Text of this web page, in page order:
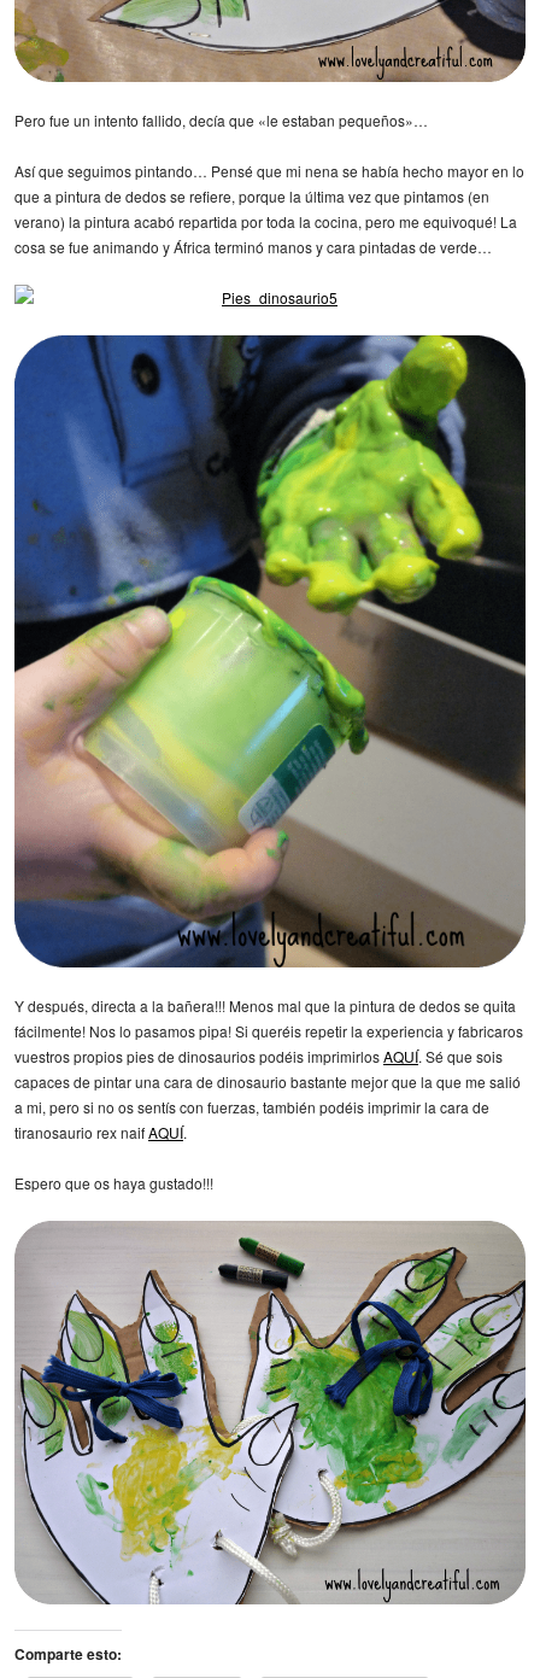
Pero fue un intento fallido, decía que «le estaban pequeños»…
Así que seguimos pintando… Pensé que mi nena se había hecho mayor en lo
que a pintura de dedos se refiere, porque la última vez que pintamos (en
verano) la pintura acabó repartida por toda la cocina, pero me equivoqué! La
cosa se fue animando y África terminó manos y cara pintadas de verde…
Y después, directa a la bañera!!! Menos mal que la pintura de dedos se quita
fácilmente! Nos lo pasamos pipa! Si queréis repetir la experiencia y fabricaros
vuestros propios pies de dinosaurios podéis imprimirlosAQUÍ. Sé que sois
capaces de pintar una cara de dinosaurio bastante mejor que la que me salió
a mi, pero si no os sentís con fuerzas, también podéis imprimir la cara de
tiranosaurio rex naifAQUÍ.
Espero que os haya gustado!!!
Comparte esto: